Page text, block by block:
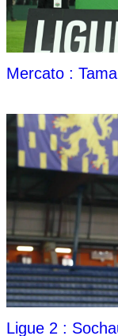
Mercato :
Ligue 2 :